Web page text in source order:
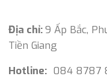
Địa chỉ:9 Ấp Bắc,
Tiền Giang
Hotline: 084